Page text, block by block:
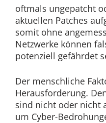
oftmals ungepatcht
aktuellen Patches
somit ohne
Netzwerke können
potenziell gefährdet
Der menschliche
Herausforderung.
sind nicht oder nicht
um Cyber-